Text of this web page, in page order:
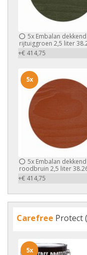
5x Embalan dekkend
rijtuiggroen 2,5 liter
+€ 414,75
5x Embalan dekkend
roodbruin 2,5 liter
+€ 414,75
5x
Carefree Protect
5x